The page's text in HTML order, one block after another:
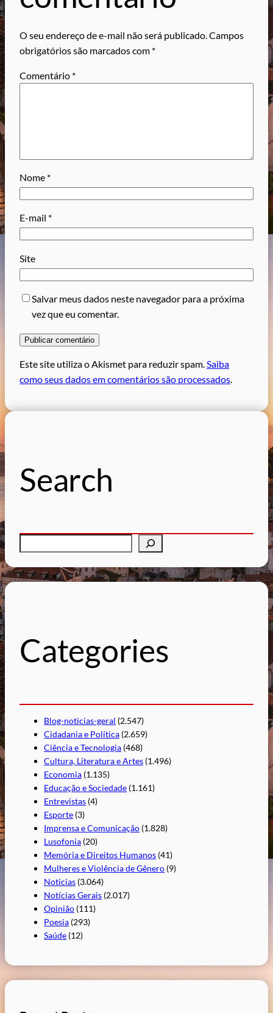
O seu endereço de e-mail não será publicado. Campos
obrigatórios são marcados com *
Comentário *
Nome *
E-mail *
Site
Salvar meus dados neste navegador para a próxima
vez que eu comentar.
Este site utiliza o Akismet para reduzir spam.Saiba
como seus dados em comentários são processados.
Search
s
aCategories
Blog-noticias-geral (2.547)
Cidadania e Política (2.659)
Ciência e Tecnologia (468)
Cultura, Literatura e Artes (1.496)
Economia (1.135)
Educação e Sociedade (1.161)
Entrevistas (4)
Esporte (3)
Imprensa e Comunicação (1.828)
Lusofonia (20)
Memória e Direitos Humanos (41)
Mulheres e Violência de Gênero (9)
Noticias (3.064)
Notícias Gerais (2.017)
Opinião (111)
Poesia (293)
Saúde (12)